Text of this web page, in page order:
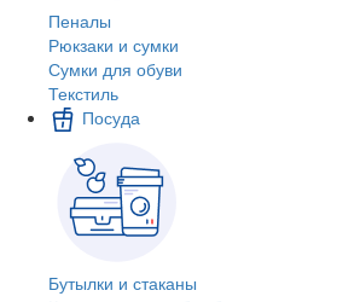
Пеналы
Рюкзаки и сумки
Сумки для обуви
Текстиль
Посуда
Бутылки и стаканы